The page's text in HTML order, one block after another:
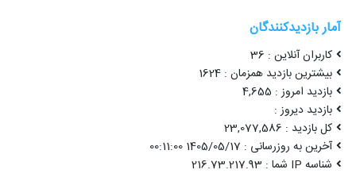
آمار بازدیدکنندگان
کاربران آنلاین : 36
بیشترین بازدید همزمان : 1624
بازدید امروز : 4,655
بازدید دیروز :
کل بازدید : 23,077,586
آخرین به روزرسانی : 1405/05/17 00:11:00
شناسه IP شما : 216.73.217.93